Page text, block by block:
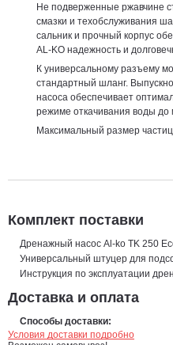
Не подверженные ржавчине
смазки и техобслуживания
сальник и прочный корпус
AL-KO надежность и
К универсальному разъему
стандартный шланг.
насоса обеспечивает
режиме откачивания воды до
Максимальный размер
Комплект поставки
Дренажный насос Al-ko TK 250
Универсальный штуцер для
Инструкция по эксплуатации
Доставка и оплата
Способы доставки:
Условия доставки подробно